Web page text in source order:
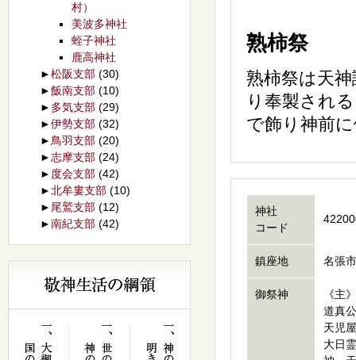
熟柿祭
熟柿祭は天
り奉製され
で飾り神前
神社
コード
鎮座地 名張
御祭神
《主
道真
天児
大日
村）
美波多神社
蛭子神社
鹿高神社
►松阪支部 (30)
►飯南支部 (10)
► 多気支部 (29)
►伊勢支部 (32)
► 鳥羽支部 (20)
►志摩支部 (24)
► 度会支部 (42)
►北牟婁支部 (10)
► 尾鷲支部 (12)
►南紀支部 (42)